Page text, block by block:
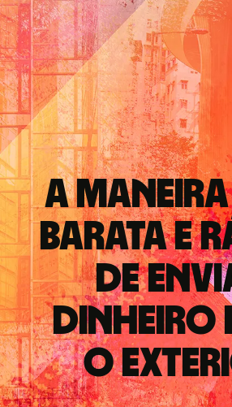
A
barata e
de
dinheiro
o